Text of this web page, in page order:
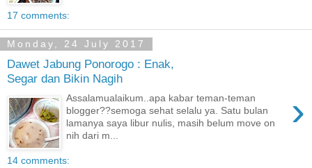
17 comments:
Monday, 24 July 2017
Dawet Jabung Ponorogo : Enak,
Segar dan Bikin Nagih
›
Assalamualaikum..apa kabar teman-teman
blogger??semoga sehat selalu ya. Satu bulan
lamanya saya libur nulis, masih belum move on
nih dari m...
14 comments: